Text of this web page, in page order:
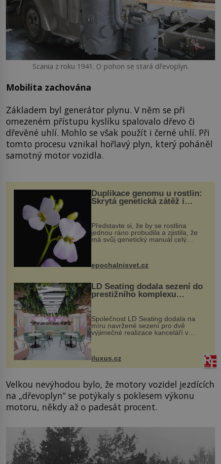
Scania z roku 1941. O pohon se stará dřevoplyn.
Mobilita zachována
Základem byl generátor plynu. V něm se při
omezeném přístupu kyslíku spalovalo dřevo či
dřevěné uhlí. Mohlo se však použít i černé uhlí. Při
tomto procesu vznikal hořlavý plyn, který poháněl
samotný motor vozidla.
Duplikace genomu u rostlin:
Skrytá genetická zátěž i
Představte si, že by se rostlina
jednou ráno probudila a zjistila, že
má svůj genetický manuál celý
vstupenka...
epochalnisvet.cz
LD Seating dodala sezení do
prestižního komplexu
MediaCityUK v Salfordu
Společnost LD Seating dodala na
míru navržené sezení pro dvě
výjimečné realizace kanceláří v
areálu MediaCityUK v anglickém
budov Media...
iluxus.cz
Velkou nevýhodou bylo, že motory vozidel jezdících
na „dřevoplyn“ se potýkaly s poklesem výkonu
motoru, někdy až o padesát procent.